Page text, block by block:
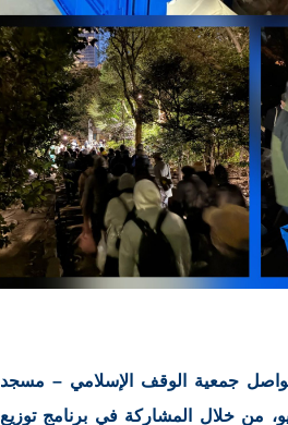
جمعية الوقف الإسلامي – مسجد
من خلال المشاركة في برنامج توزيع